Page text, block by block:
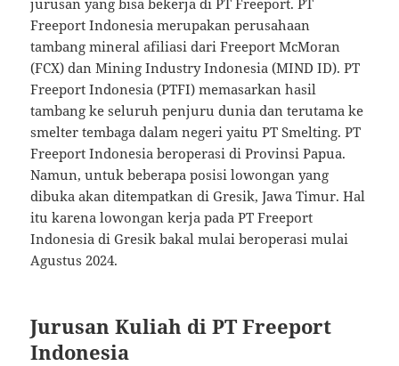
Freeport Indonesia merupakan perusahaan
tambang mineral afiliasi dari Freeport McMoran
(FCX) dan Mining Industry Indonesia (MIND ID). PT
Freeport Indonesia (PTFI) memasarkan hasil
tambang ke seluruh penjuru dunia dan terutama ke
smelter tembaga dalam negeri yaitu PT Smelting. PT
Freeport Indonesia beroperasi di Provinsi Papua.
Namun, untuk beberapa posisi lowongan yang
dibuka akan ditempatkan di Gresik, Jawa Timur. Hal
itu karena lowongan kerja pada PT Freeport
Indonesia di Gresik bakal mulai beroperasi mulai
Agustus 2024.
Jurusan Kuliah di PT Freeport
Indonesia